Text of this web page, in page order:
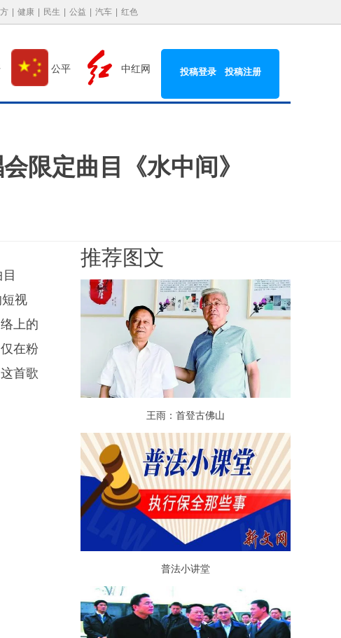
健康 民生 公益 汽车 红色
公平 中红网 投稿登录 投稿注册
限定曲目《水中间》
视
上的
在粉
首歌
推荐图文
王雨：首登古佛山
普法小讲堂